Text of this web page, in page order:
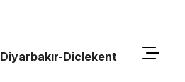
Diyarbakır-Diclekent